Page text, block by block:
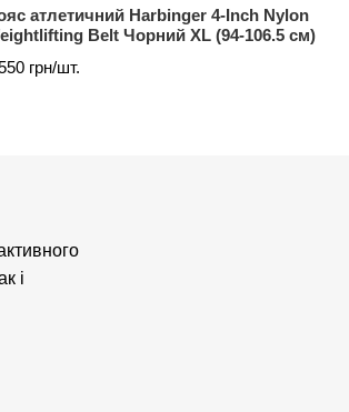
атлетичний Harbinger 4-Inch Nylon
Belt Чорний XL (94-106.5 см)
грн/шт.
і